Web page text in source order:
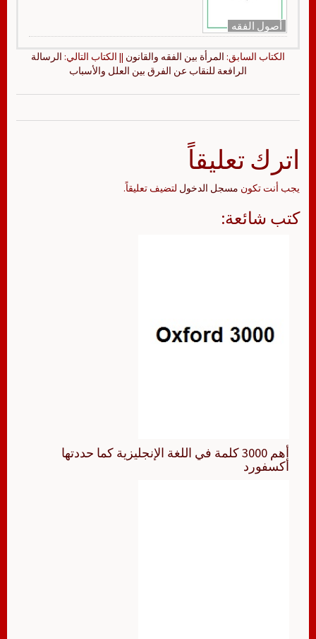
أصول الفقه
الكتاب السابق: المرأة بين الفقه والقانون || الكتاب التالي: الرسالة
الرافعة للنقاب عن الفرق بين العلل والأسباب
اترك تعليقاً
يجب أنت تكون مسجل الدخول لتضيف تعليقاً.
كتب شائعة:
أهم 3000 كلمة في اللغة الإنجليزية كما حددتها
أكسفورد